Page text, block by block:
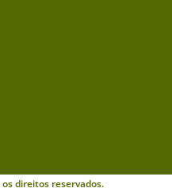
direitos reservados.